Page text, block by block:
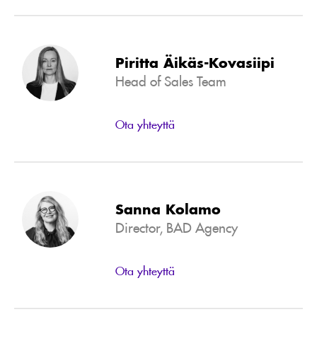
Piritta Äikäs-Kovasiipi
Head of Sales Team
Ota yhteyttä
Sanna Kolamo
Director, BAD Agency
Ota yhteyttä